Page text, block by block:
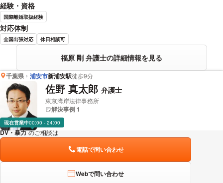
経験・資格
国際離婚取扱経験
対応体制
全国出張対応 休日相談可
福原 剛 弁護士の詳細情報を見る
千葉県 浦安市新浦安駅徒歩9分
佐野 真太郎 弁護士
東京湾岸法律事務所
解決事例 1
現在営業中00:00 - 24:00
DV・暴力 のご相談は
電話で問い合わせ
Webで問い合わせ